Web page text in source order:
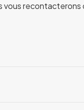
vous recontacterons